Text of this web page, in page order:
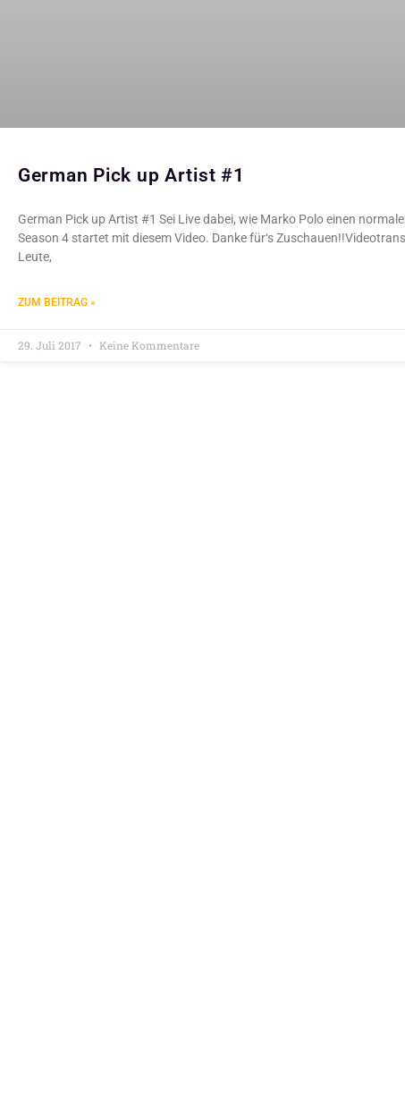
German Pick up Artist #1
German Pick up Artist #1 Sei Live dabei, wie Marko Polo einen
Season 4 startet mit diesem Video. Danke für‘s
Leute,
ZUM BEITRAG »
29. Juli 2017 Keine Kommentare